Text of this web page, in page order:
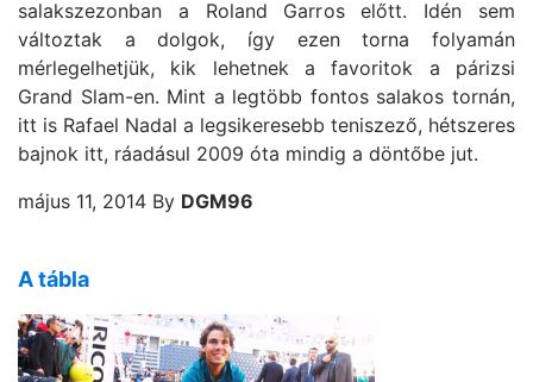
salakszezonban a Roland Garros előtt. Idén sem
változtak a dolgok, így ezen torna folyamán
mérlegelhetjük, kik lehetnek a favoritok a párizsi
Grand Slam-en. Mint a legtöbb fontos salakos tornán,
itt is Rafael Nadal a legsikeresebb teniszező, hétszeres
bajnok itt, ráadásul 2009 óta mindig a döntőbe jut.
május 11, 2014 By DGM96
A tábla